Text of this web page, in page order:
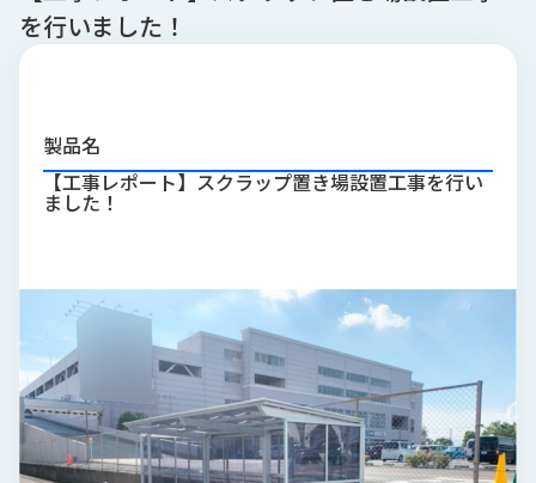
み
情
報
例
扱
メ
ー
カ
ー
を行いました！
製品名
【工事レポート】スクラップ置き場設置工事を行い
ました！